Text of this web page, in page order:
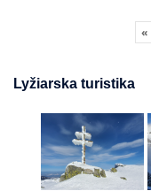
«
Lyžiarska turistika